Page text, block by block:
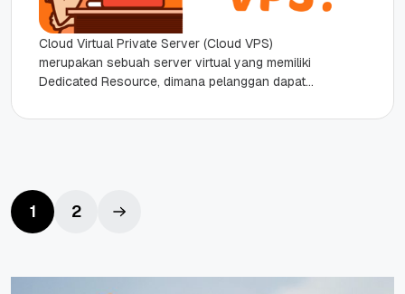
Cloud Virtual Private Server (Cloud VPS)
merupakan sebuah server virtual yang memiliki
Dedicated Resource, dimana pelanggan dapat
(tidak berbagi...
1 2